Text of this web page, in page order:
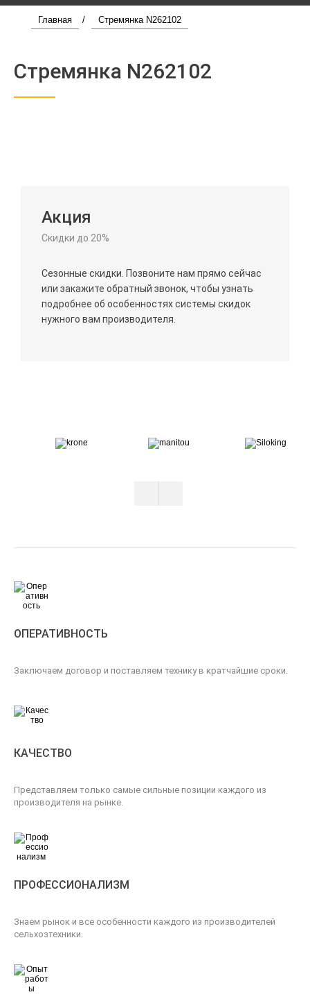
Главная / Стремянка N262102
Стремянка N262102
Акция
Скидки до 20%
Сезонные скидки. Позвоните нам прямо сейчас
или закажите обратный звонок, чтобы узнать
подробнее об особенностях системы скидок
нужного вам производителя.
ОПЕРАТИВНОСТЬ
Заключаем договор и поставляем технику в кратчайшие сроки.
КАЧЕСТВО
Представляем только самые сильные позиции каждого из
производителя на рынке.
ПРОФЕССИОНАЛИЗМ
Знаем рынок и все особенности каждого из производителей
сельхозтехники.